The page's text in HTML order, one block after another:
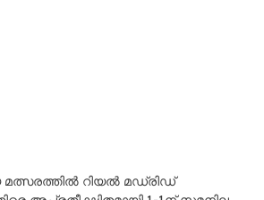
റിയൽ മഡ്രിഡ്